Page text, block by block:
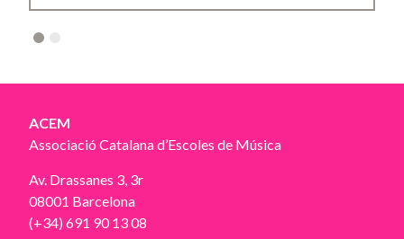
ACEM
Associació Catalana d’Escoles de Música
Av. Drassanes 3, 3r
08001 Barcelona
(+34) 691 90 13 08